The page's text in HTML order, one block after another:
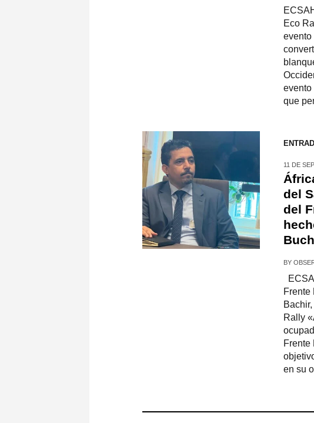
Eco
evento
evento
que
11 DE
del
del
BY
Frente
Rally
Frente
en su